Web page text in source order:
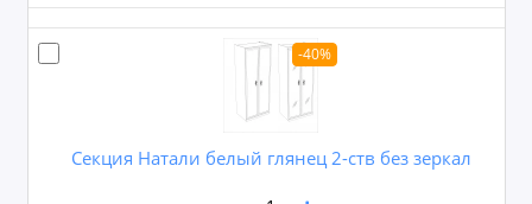
-40%
Секция Натали белый глянец 2-ств без зеркал